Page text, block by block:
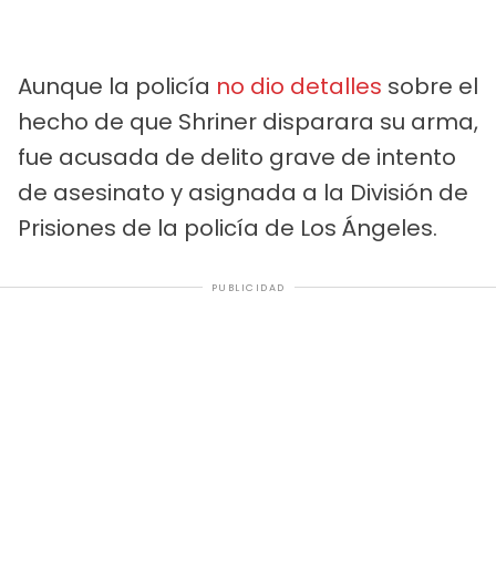
Aunque la policía no dio detalles sobre el
hecho de que Shriner disparara su arma,
fue acusada de delito grave de intento
de asesinato y asignada a la División de
Prisiones de la policía de Los Ángeles.
PUBLICIDAD